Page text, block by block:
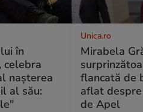
în
celebra
nașterea
al său:
Unica.ro
Mirabela
flancată de
aflat
de Apel